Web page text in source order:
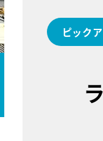
ピック